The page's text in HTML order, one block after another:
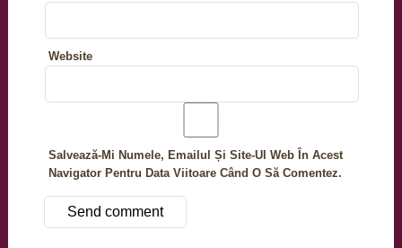
Website
Salvează-Mi Numele, Emailul Și Site-Ul Web În Acest
Navigator Pentru Data Viitoare Când O Să Comentez.